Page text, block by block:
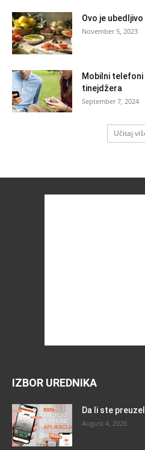
Ovo je
November 5, 2023
Mobilni
tinejdžera
September 7, 2024
Učitaj
IZBOR UREDNIKA
Da li ste
August 4, 2026